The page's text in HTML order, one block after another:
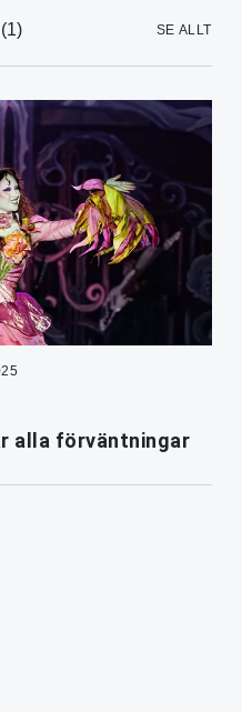
(1) SE ALLT
alla förväntningar